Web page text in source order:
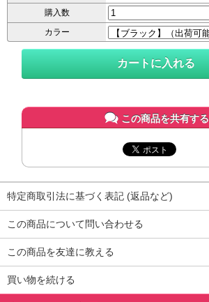
購入数
カラー
この商品を共有する
特定商取引法に基づく表記 (返品など)
この商品について問い合わせる
この商品を友達に教える
買い物を続ける